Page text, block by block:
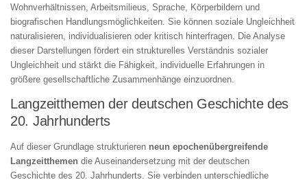
Wohnverhältnissen, Arbeitsmilieus, Sprache, Körperbildern und
biografischen Handlungsmöglichkeiten. Sie können soziale Ungleichheit
naturalisieren, individualisieren oder kritisch hinterfragen. Die Analyse
dieser Darstellungen fördert ein strukturelles Verständnis sozialer
Ungleichheit und stärkt die Fähigkeit, individuelle Erfahrungen in
größere gesellschaftliche Zusammenhänge einzuordnen.
Langzeitthemen der deutschen Geschichte des
20. Jahrhunderts
Auf dieser Grundlage strukturieren neun epochenübergreifende
Langzeitthemen die Auseinandersetzung mit der deutschen
Geschichte des 20. Jahrhunderts. Sie verbinden unterschiedliche